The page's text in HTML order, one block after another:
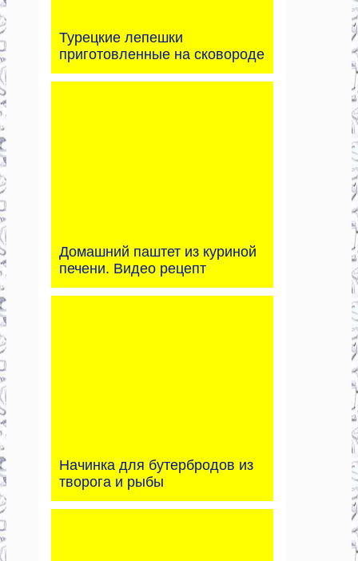
Турецкие лепешки
приготовленные на сковороде
Домашний паштет из куриной
печени. Видео рецепт
Начинка для бутербродов из
творога и рыбы